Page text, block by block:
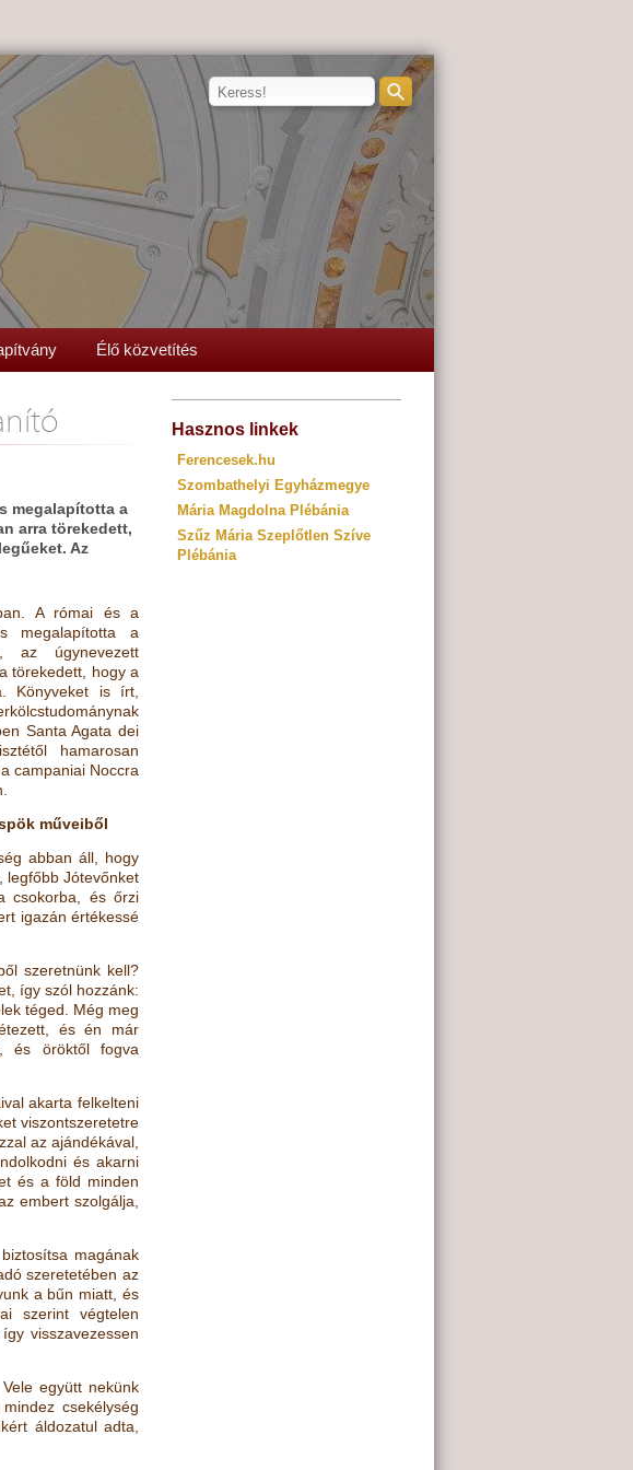
Élő közvetítés
megalapította a
arra törekedett,
Az
A római és a
megalapította a
az úgynevezett
törekedett, hogy a
Könyveket is írt,
Santa Agata dei
hamarosan
campaniai Noccra
műveiből
abban áll, hogy
legfőbb Jótevőnket
csokorba, és őrzi
igazán értékessé
szeretnünk kell?
így szól hozzánk:
téged. Még meg
és én már
és öröktől fogva
akarta felkelteni
viszontszeretetre
az ajándékával,
és akarni
és a föld minden
embert szolgálja,
magának
szeretetében az
a bűn miatt, és
szerint végtelen
visszavezessen
együtt nekünk
csekélység
áldozatul adta,
Hasznos linkek
Ferencesek.hu
Szombathelyi Egyházmegye
Mária Magdolna Plébánia
Szűz Mária Szeplőtlen Szíve
Plébánia